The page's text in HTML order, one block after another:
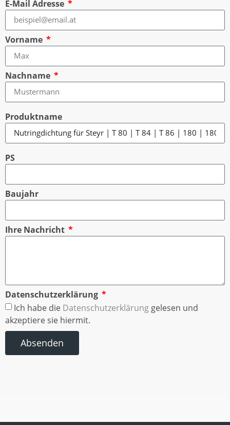
E-Mail Adresse
Vorname
Nachname
Produktname
PS
Baujahr
Ihre Nachricht
Datenschutzerklärung
Ich habe die Datenschutzerklärung gelesen und
akzeptiere sie hiermit.
Absenden